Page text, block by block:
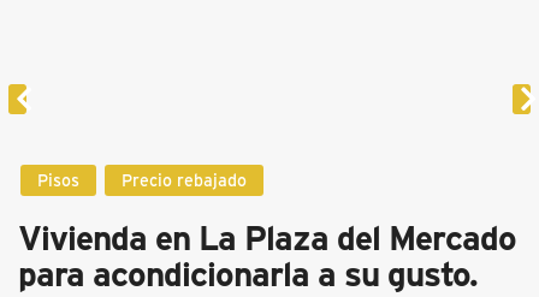
Pisos Precio rebajado
Vivienda en La Plaza del Mercado
para acondicionarla a su gusto.